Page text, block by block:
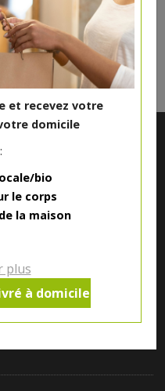
et recevez votre
domicile
bio
le corps
la maison
plus
à domicile
...
réunit sous son toit les
régionaux pour